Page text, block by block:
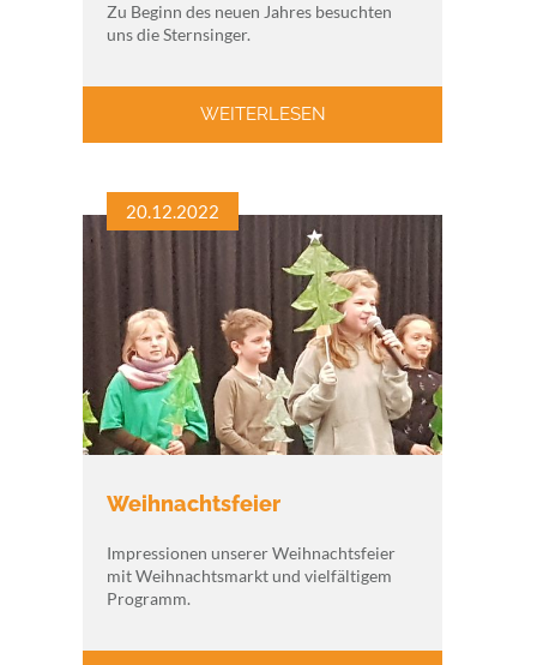
Zu Beginn des neuen Jahres besuchten
uns die Sternsinger.
WEITERLESEN
20.12.2022
Weihnachtsfeier
Impressionen unserer Weihnachtsfeier
mit Weihnachtsmarkt und vielfältigem
Programm.